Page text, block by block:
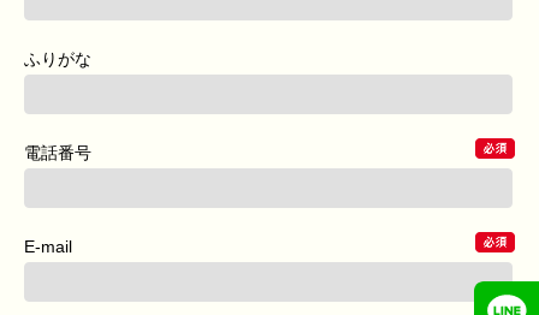
ふりがな
電話番号
E-mail